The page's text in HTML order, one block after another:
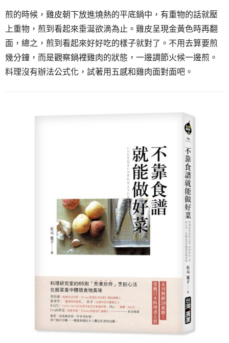
煎的時候，雞皮朝下放進燒熱的平底鍋中，有重物的話就壓
上重物，煎到看起來垂涎欲滴為止。雞皮呈現金黃色時再翻
面，總之，煎到看起來好好吃的樣子就對了。不用去算要煎
幾分鐘，而是觀察鍋裡雞肉的狀態，一邊調節火候一邊煎。
料理沒有辦法公式化，試著用五感和雞肉面對面吧。